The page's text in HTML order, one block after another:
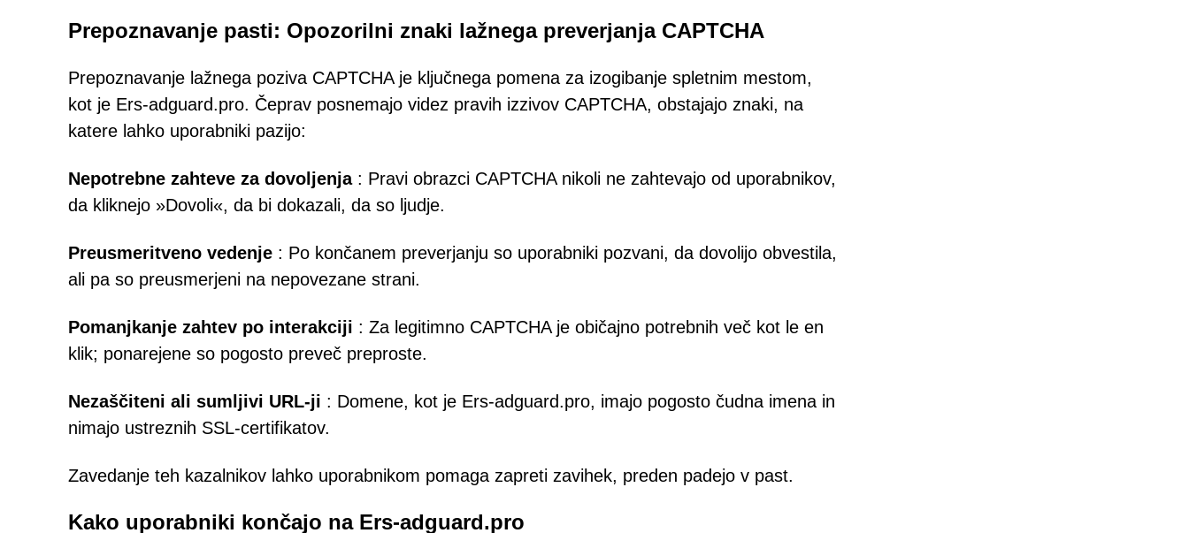
Prepoznavanje pasti: Opozorilni znaki lažnega preverjanja CAPTCHA
Prepoznavanje lažnega poziva CAPTCHA je ključnega pomena za izogibanje spletnim mestom,
kot je Ers-adguard.pro. Čeprav posnemajo videz pravih izzivov CAPTCHA, obstajajo znaki, na
katere lahko uporabniki pazijo:
Nepotrebne zahteve za dovoljenja: Pravi obrazci CAPTCHA nikoli ne zahtevajo od uporabnikov,
da kliknejo »Dovoli«, da bi dokazali, da so ljudje.
Preusmeritveno vedenje : Po končanem preverjanju so uporabniki pozvani, da dovolijo obvestila,
ali pa so preusmerjeni na nepovezane strani.
Pomanjkanje zahtev po interakciji : Za legitimno CAPTCHA je običajno potrebnih več kot le en
klik; ponarejene so pogosto preveč preproste.
Nezaščiteni ali sumljivi URL-ji : Domene, kot je Ers-adguard.pro, imajo pogosto čudna imena in
nimajo ustreznih SSL-certifikatov.
Zavedanje teh kazalnikov lahko uporabnikom pomaga zapreti zavihek, preden padejo v past.
Kako uporabniki končajo na Ers-adguard.pro